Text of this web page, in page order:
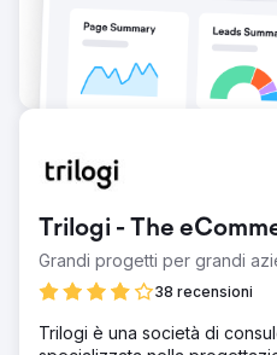
Trilogi - The
Grandi progetti per grandi
38 recensioni
Trilogi è una società di